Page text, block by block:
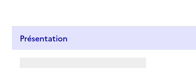
Présentation